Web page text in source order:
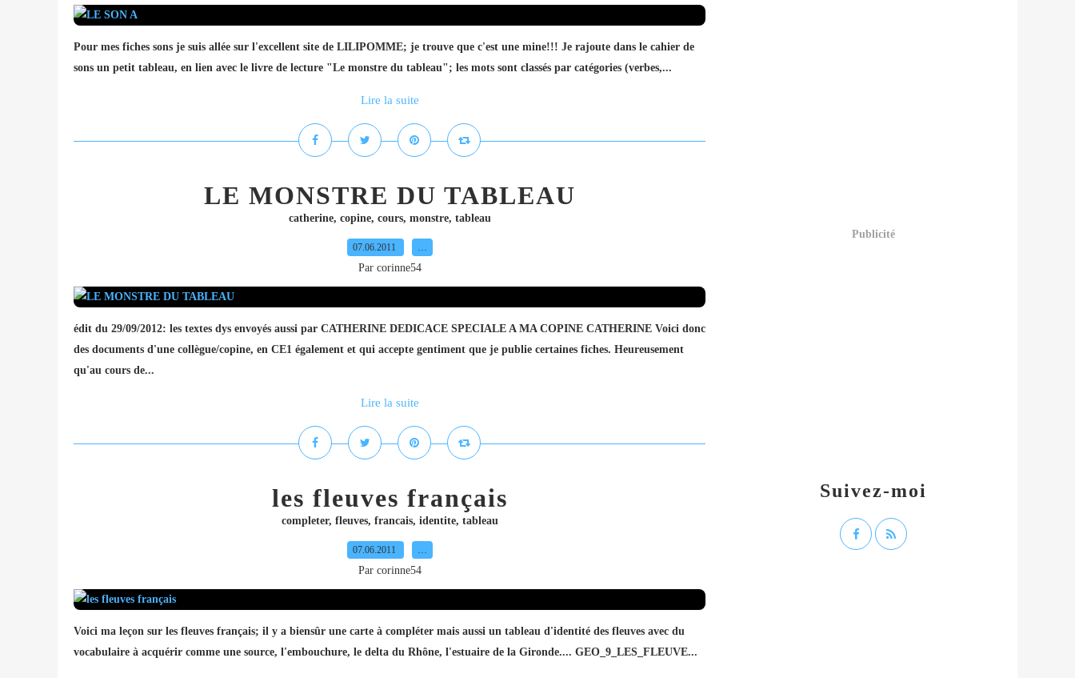
Pour mes fiches sons je suis allée sur l'excellent site de LILIPOMME; je trouve que c'est une mine!!! Je rajoute dans le cahier de
sons un petit tableau, en lien avec le livre de lecture "Le monstre du tableau"; les mots sont classés par catégories (verbes,...
Lire la suite
LE MONSTRE DU TABLEAU
catherine, copine, cours, monstre, tableau
07.06.2011 …
Par corinne54
édit du 29/09/2012: les textes dys envoyés aussi par CATHERINE DEDICACE SPECIALE A MA COPINE CATHERINE Voici donc
des documents d'une collègue/copine, en CE1 également et qui accepte gentiment que je publie certaines fiches. Heureusement
qu'au cours de...
Lire la suite
les fleuves français
completer, fleuves, francais, identite, tableau
07.06.2011 …
Par corinne54
Voici ma leçon sur les fleuves français; il y a biensûr une carte à compléter mais aussi un tableau d'identité des fleuves avec du
vocabulaire à acquérir comme une source, l'embouchure, le delta du Rhône, l'estuaire de la Gironde.... GEO_9_LES_FLEUVE...
Suivez-moi
Publicité